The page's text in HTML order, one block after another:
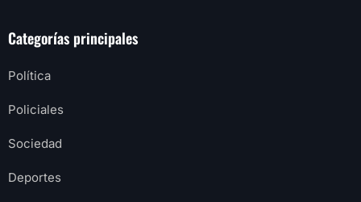
Categorías principales
Política
Policiales
Sociedad
Deportes